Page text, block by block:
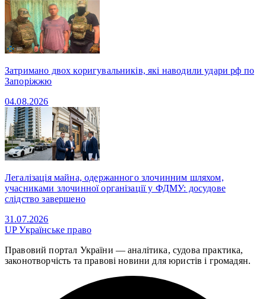
Затримано двох коригувальників, які наводили удари рф по
Запоріжжю
04.08.2026
Легалізація майна, одержанного злочинним шляхом,
учасниками злочинної організації у ФДМУ: досудове
слідство завершено
31.07.2026
UPУкраїнське право
Правовий портал України — аналітика, судова практика,
законотворчість та правові новини для юристів і громадян.